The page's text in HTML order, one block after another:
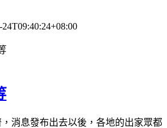
24T09:40:24+08:00
消息發布出去以後，各地的出家眾都